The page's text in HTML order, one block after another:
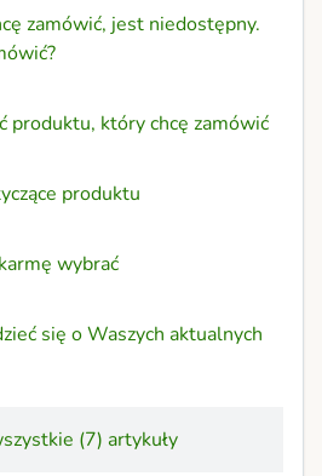
zamówić, jest niedostępny.
produktu, który chcę zamówić
produktu
wybrać
się o Waszych aktualnych
(7) artykuły